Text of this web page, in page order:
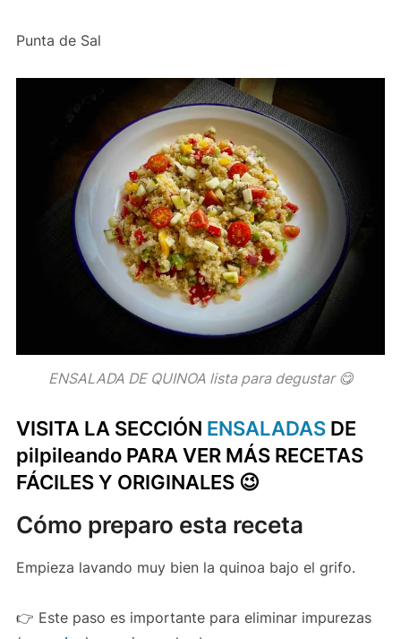
Punta de Sal
ENSALADA DE QUINOA lista para degustar 😋
VISITA LA SECCIÓN ENSALADASDE
pilpileando PARA VER MÁS RECETAS
FÁCILES Y ORIGINALES 😉
Cómo preparo esta receta
Empieza lavando muy bien la quinoa bajo el grifo.
👉 Este paso es importante para eliminar impurezas